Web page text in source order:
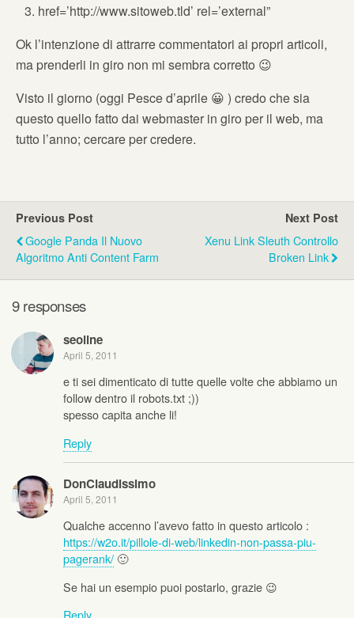
href=’http://www.sitoweb.tld’ rel=’external”
Ok l’intenzione di attrarre commentatori ai propri articoli,
ma prenderli in giro non mi sembra corretto 😉
Visto il giorno (oggi Pesce d’aprile 😀 ) credo che sia
questo quello fatto dai webmaster in giro per il web, ma
tutto l’anno; cercare per credere.
Previous Post
Google Panda Il Nuovo
Algoritmo Anti Content Farm
Next Post
Xenu Link Sleuth Controllo
Broken Link
9 responses
seoline
April 5, 2011
e ti sei dimenticato di tutte quelle volte che abbiamo un
follow dentro il robots.txt ;))
spesso capita anche li!
Reply
DonClaudissimo
April 5, 2011
Qualche accenno l’avevo fatto in questo articolo :
https://w2o.it/pillole-di-web/linkedin-non-passa-piu-
pagerank/ 🙂
Se hai un esempio puoi postarlo, grazie 😉
Reply